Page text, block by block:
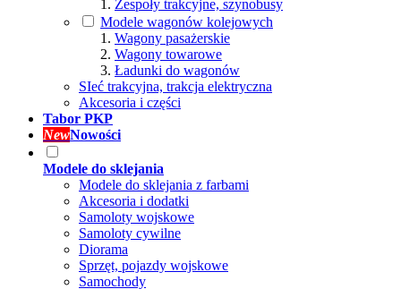
Zespoły trakcyjne, szynobusy
Modele wagonów kolejowych
Wagony pasażerskie
Wagony towarowe
Ładunki do wagonów
SIeć trakcyjna, trakcja elektryczna
Akcesoria i części
Tabor PKP
NewNowości
Modele do sklejania
Modele do sklejania z farbami
Akcesoria i dodatki
Samoloty wojskowe
Samoloty cywilne
Diorama
Sprzęt, pojazdy wojskowe
Samochody